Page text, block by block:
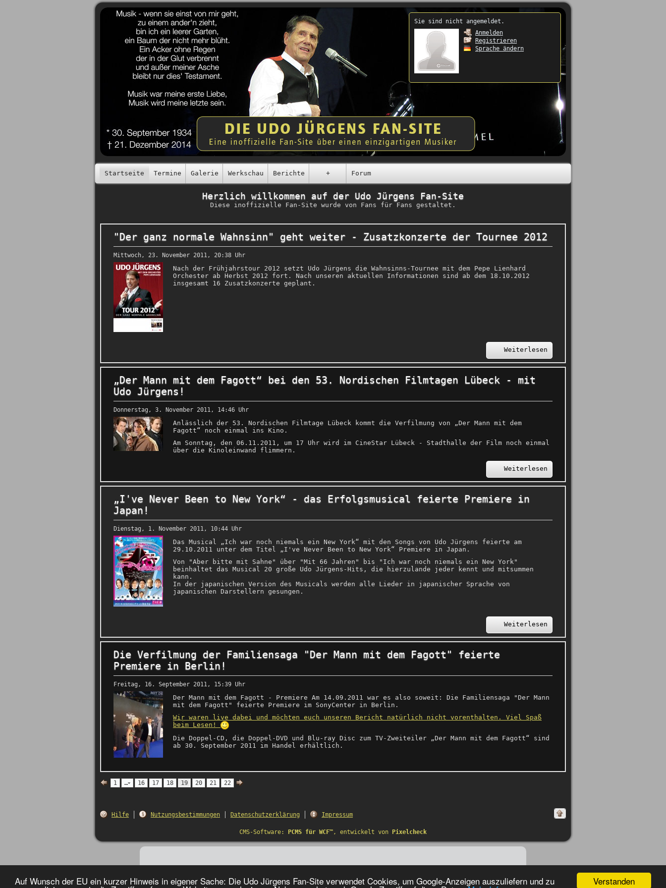
Verstanden
Auf Wunsch der EU ein kurzer Hinweis in eigener Sache: Die Udo Jürgens Fan-Site verwendet Cookies, um Google-Anzeigen auszuliefern und zu
Sie sind nicht angemeldet.
Anmelden
Registrieren
Sprache ändern
Startseite Termine Galerie Werkschau Berichte + Forum
Herzlich willkommen auf der Udo Jürgens Fan-Site
Diese inoffizielle Fan-Site wurde von Fans für Fans gestaltet.
"Der ganz normale Wahnsinn" geht weiter - Zusatzkonzerte der Tournee 2012
Mittwoch, 23. November 2011, 20:38 Uhr
Nach der Frühjahrstour 2012 setzt Udo Jürgens die Wahnsinns-Tournee mit dem Pepe Lienhard
Orchester ab Herbst 2012 fort. Nach unseren aktuellen Informationen sind ab dem 18.10.2012
insgesamt 16 Zusatzkonzerte geplant.
Weiterlesen
„Der Mann mit dem Fagott“ bei den 53. Nordischen Filmtagen Lübeck - mit
Udo Jürgens!
Donnerstag, 3. November 2011, 14:46 Uhr
Anlässlich der 53. Nordischen Filmtage Lübeck kommt die Verfilmung von „Der Mann mit dem
Fagott“ noch einmal ins Kino.
Am Sonntag, den 06.11.2011, um 17 Uhr wird im CineStar Lübeck - Stadthalle der Film noch einmal
über die Kinoleinwand flimmern.
Weiterlesen
„I've Never Been to New York“ - das Erfolgsmusical feierte Premiere in
Japan!
Dienstag, 1. November 2011, 10:44 Uhr
Das Musical „Ich war noch niemals ein New York“ mit den Songs von Udo Jürgens feierte am
29.10.2011 unter dem Titel „I've Never Been to New York“ Premiere in Japan.
Von "Aber bitte mit Sahne" über "Mit 66 Jahren" bis "Ich war noch niemals ein New York"
beinhaltet das Musical 20 große Udo Jürgens-Hits, die hierzulande jeder kennt und mitsummen
kann.
In der japanischen Version des Musicals werden alle Lieder in japanischer Sprache von
japanischen Darstellern gesungen.
Weiterlesen
Die Verfilmung der Familiensaga "Der Mann mit dem Fagott" feierte
Premiere in Berlin!
Freitag, 16. September 2011, 15:39 Uhr
Der Mann mit dem Fagott - Premiere Am 14.09.2011 war es also soweit: Die Familiensaga "Der Mann
mit dem Fagott" feierte Premiere im SonyCenter in Berlin.
Wir waren live dabei und möchten euch unseren Bericht natürlich nicht vorenthalten. Viel Spaß
beim Lesen!
Die Doppel-CD, die Doppel-DVD und Blu-ray Disc zum TV-Zweiteiler „Der Mann mit dem Fagott“ sind
ab 30. September 2011 im Handel erhältlich.
1 … 16 17 18 19 20 21 22
Hilfe Nutzungsbestimmungen Datenschutzerklärung Impressum
CMS-Software: PCMS für WCF™, entwickelt von Pixelcheck